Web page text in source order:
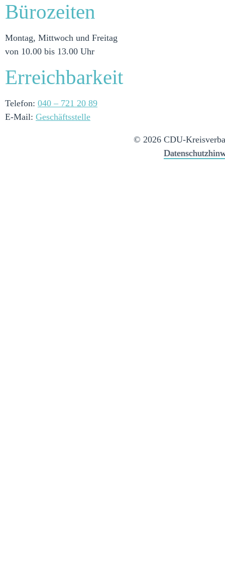
Bürozeiten
Montag, Mittwoch und Freitag
von 10.00 bis 13.00 Uhr
Erreichbarkeit
Telefon: 040 – 721 20 89
E-Mail: Geschäftsstelle
© 2026 CDU-